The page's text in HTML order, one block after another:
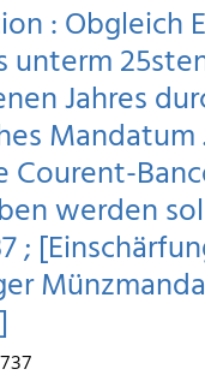
: Obgleich
unterm
Jahres
Mandatum
Courent-
werden
;